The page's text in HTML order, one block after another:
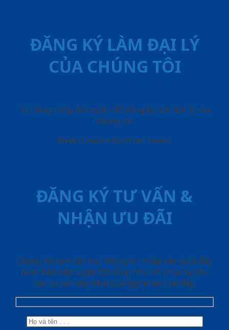
ĐĂNG KÝ LÀM ĐẠI LÝ
CỦA CHÚNG TÔI
Vui lòng nhập thông tin để đăng ký làm đại lý của
chúng tôi
Error: Contact form not found.
ĐĂNG KÝ TƯ VẤN &
NHẬN ƯU ĐÃI
Chúng tôi cam kết mọi thông tin nhập vào dưới đây
được bảo mật tuyệt đối cũng như chỉ phục vụ yêu
cầu tư vấn duy nhất của quý khách tại đây.